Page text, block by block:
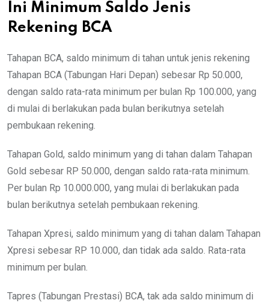
Ini Minimum Saldo Jenis
Rekening BCA
Tahapan BCA, saldo minimum di tahan untuk jenis rekening
Tahapan BCA (Tabungan Hari Depan) sebesar Rp 50.000,
dengan saldo rata-rata minimum per bulan Rp 100.000, yang
di mulai di berlakukan pada bulan berikutnya setelah
pembukaan rekening.
Tahapan Gold, saldo minimum yang di tahan dalam Tahapan
Gold sebesar RP 50.000, dengan saldo rata-rata minimum.
Per bulan Rp 10.000.000, yang mulai di berlakukan pada
bulan berikutnya setelah pembukaan rekening.
Tahapan Xpresi, saldo minimum yang di tahan dalam Tahapan
Xpresi sebesar RP 10.000, dan tidak ada saldo. Rata-rata
minimum per bulan.
Tapres (Tabungan Prestasi) BCA, tak ada saldo minimum di